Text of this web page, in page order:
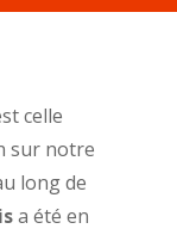
celle
sur notre
long de
a été en